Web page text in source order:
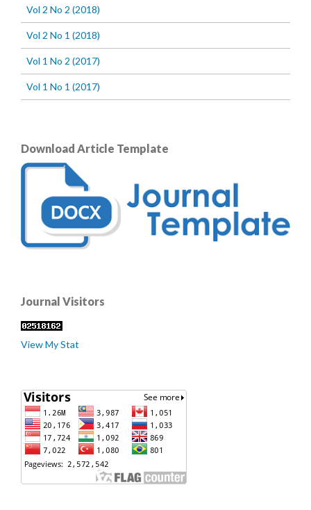
Vol 2 No 2 (2018)
Vol 2 No 1 (2018)
Vol 1 No 2 (2017)
Vol 1 No 1 (2017)
Download Article Template
Journal Visitors
View My Stat